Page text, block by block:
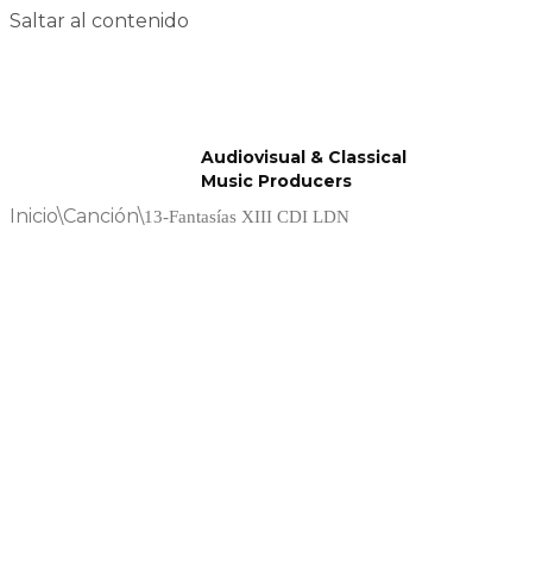
Saltar al contenido
Audiovisual & Classical
Music Producers
Inicio\Canción\13-Fantasías XIII CDI LDN